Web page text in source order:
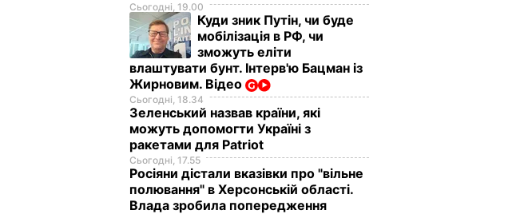
Сьогодні, 19.00
Куди зник Путін, чи буде
мобілізація в РФ, чи
зможуть еліти
влаштувати бунт. Інтерв'ю Бацман із
Жирновим. Відео
Сьогодні, 18.34
Зеленський назвав країни, які
можуть допомогти Україні з
ракетами для Patriot
Сьогодні, 17.55
Росіяни дістали вказівки про "вільне
полювання" в Херсонській області.
Влада зробила попередження